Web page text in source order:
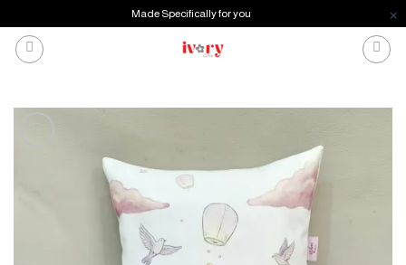
Made Specifically for you
تخطي
للمحتوى